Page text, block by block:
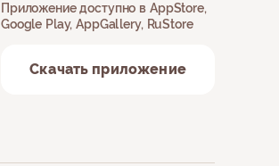
Приложение доступно в AppStore,
Google Play, AppGallery, RuStore
Скачать приложение